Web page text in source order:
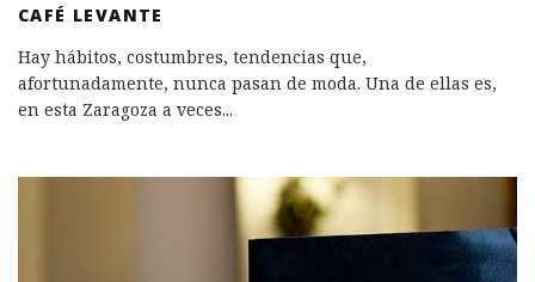
CAFÉ LEVANTE
Hay hábitos, costumbres, tendencias que,
afortunadamente, nunca pasan de moda. Una de ellas es,
en esta Zaragoza a veces...